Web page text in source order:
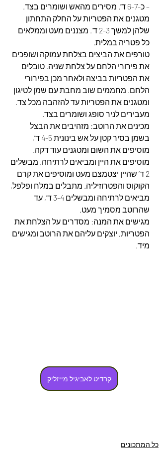
– כ-6-7 ד’. מסירים מהאש ושומרים בצד.
מטגנים את הפטריות על החלק התחתון
שלהן למשך 2-3 ד’. מצננים מעט וממלאים
כל פטריה במלית.
טורפים את הביצים בצלחת עמוקה ושופכים
את פירורי הלחם על צלחת שניה. טובלים
את הפטריות בביצה ולאחר מכן בפירורי
הלחם. מחממים שוב מחבת עם שמן לטיגון
ומטגנים את הפטריות עד להזהבה מכל צד.
מעבירים לניר סופג ושומרים בצד.
מכינים את הרוטב: מזהיבים את הבצל
בשמן בסיר קטן על אש בינונית 4-5 ד’,
מוסיפים את השום ומטגנים עוד דקה.
מוסיפים את היין ומביאים לרתיחה, מבשלים
2 ד’ שהיין יצטמצם מעט ומוסיפים את קרם
הקוקוס והפטרוזיליה. מתבלים במלח ופלפל,
מביאים לרתיחה ומבשלים 3-4 ד’, עד
שהרוטב מסמיך מעט.
מגישים את המנה: מסדרים על הצלחת את
הפטריות, יוצקים עליהם את הרוטב ומגישים
מיד.
קרדיט לאביגיל מייזליק
כל המתכונים